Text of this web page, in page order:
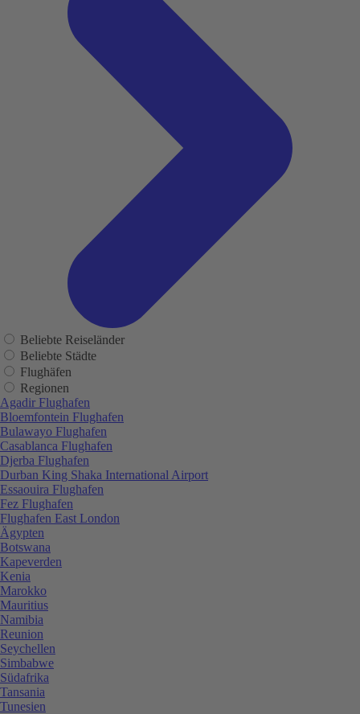
Beliebte Reiseländer
Beliebte Städte
Flughäfen
Regionen
Agadir Flughafen
Bloemfontein Flughafen
Bulawayo Flughafen
Casablanca Flughafen
Djerba Flughafen
Durban King Shaka International Airport
Essaouira Flughafen
Fez Flughafen
Flughafen East London
Ägypten
Botswana
Kapeverden
Kenia
Marokko
Mauritius
Namibia
Reunion
Seychellen
Simbabwe
Südafrika
Tansania
Tunesien